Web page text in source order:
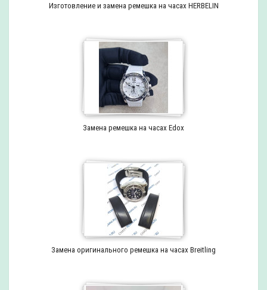
Изготовление и замена ремешка на часах HERBELIN
Замена ремешка на часах Edox
Замена оригинального ремешка на часах Breitling